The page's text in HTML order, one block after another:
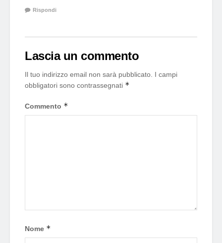
Rispondi
Lascia un commento
Il tuo indirizzo email non sarà pubblicato. I campi
obbligatori sono contrassegnati *
Commento *
Nome *